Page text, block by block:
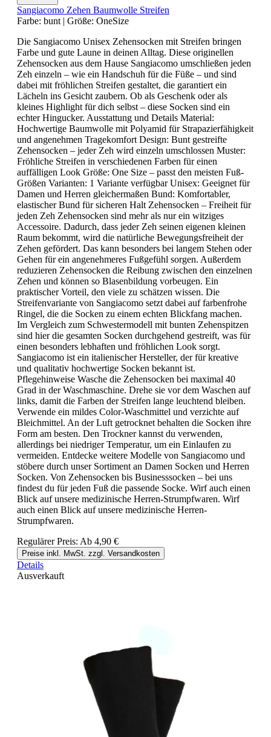
Sangiacomo Zehen Baumwolle Streifen
Farbe: bunt | Größe: OneSize
Die Sangiacomo Unisex Zehensocken mit Streifen bringen
Farbe und gute Laune in deinen Alltag. Diese originellen
Zehensocken aus dem Hause Sangiacomo umschließen jeden
Zeh einzeln – wie ein Handschuh für die Füße – und sind
dabei mit fröhlichen Streifen gestaltet, die garantiert ein
Lächeln ins Gesicht zaubern. Ob als Geschenk oder als
kleines Highlight für dich selbst – diese Socken sind ein
echter Hingucker. Ausstattung und Details Material:
Hochwertige Baumwolle mit Polyamid für Strapazierfähigkeit
und angenehmen Tragekomfort Design: Bunt gestreifte
Zehensocken – jeder Zeh wird einzeln umschlossen Muster:
Fröhliche Streifen in verschiedenen Farben für einen
auffälligen Look Größe: One Size – passt den meisten Fuß-
Größen Varianten: 1 Variante verfügbar Unisex: Geeignet für
Damen und Herren gleichermaßen Bund: Komfortabler,
elastischer Bund für sicheren Halt Zehensocken – Freiheit für
jeden Zeh Zehensocken sind mehr als nur ein witziges
Accessoire. Dadurch, dass jeder Zeh seinen eigenen kleinen
Raum bekommt, wird die natürliche Bewegungsfreiheit der
Zehen gefördert. Das kann besonders bei langem Stehen oder
Gehen für ein angenehmeres Fußgefühl sorgen. Außerdem
reduzieren Zehensocken die Reibung zwischen den einzelnen
Zehen und können so Blasenbildung vorbeugen. Ein
praktischer Vorteil, den viele zu schätzen wissen. Die
Streifenvariante von Sangiacomo setzt dabei auf farbenfrohe
Ringel, die die Socken zu einem echten Blickfang machen.
Im Vergleich zum Schwestermodell mit bunten Zehenspitzen
sind hier die gesamten Socken durchgehend gestreift, was für
einen besonders lebhaften und fröhlichen Look sorgt.
Sangiacomo ist ein italienischer Hersteller, der für kreative
und qualitativ hochwertige Socken bekannt ist.
Pflegehinweise Wasche die Zehensocken bei maximal 40
Grad in der Waschmaschine. Drehe sie vor dem Waschen auf
links, damit die Farben der Streifen lange leuchtend bleiben.
Verwende ein mildes Color-Waschmittel und verzichte auf
Bleichmittel. An der Luft getrocknet behalten die Socken ihre
Form am besten. Den Trockner kannst du verwenden,
allerdings bei niedriger Temperatur, um ein Einlaufen zu
vermeiden. Entdecke weitere Modelle von Sangiacomo und
stöbere durch unser Sortiment an Damen Socken und Herren
Socken. Von Zehensocken bis Businesssocken – bei uns
findest du für jeden Fuß die passende Socke. Wirf auch einen
Blick auf unsere medizinische Herren-Strumpfwaren. Wirf
auch einen Blick auf unsere medizinische Herren-
Strumpfwaren.
Regulärer Preis: Ab 4,90 €
Preise inkl. MwSt. zzgl. Versandkosten
Details
Ausverkauft